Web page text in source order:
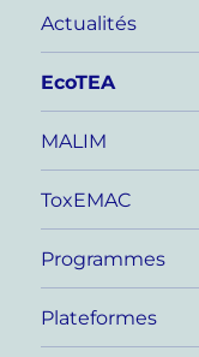
Actualités
EcoTEA
MALIM
ToxEMAC
Programmes
Plateformes